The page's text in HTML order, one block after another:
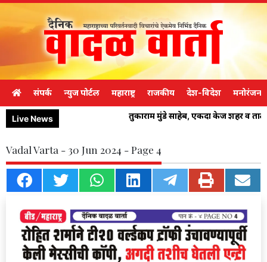
संपर्क न्युज पोर्टल महाराष्ट्र राजकीय देश-विदेश मनोरंजन
Live News तुकाराम मुंडे साहेब, एकदा केज शहर व
Vadal Varta - 30 Jun 2024 - Page 4